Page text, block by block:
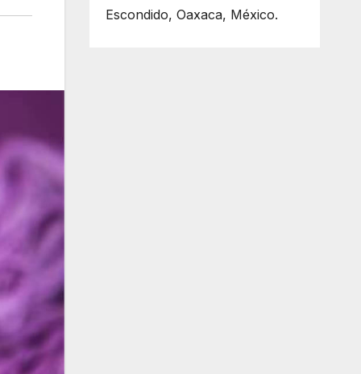
Escondido, Oaxaca, México.